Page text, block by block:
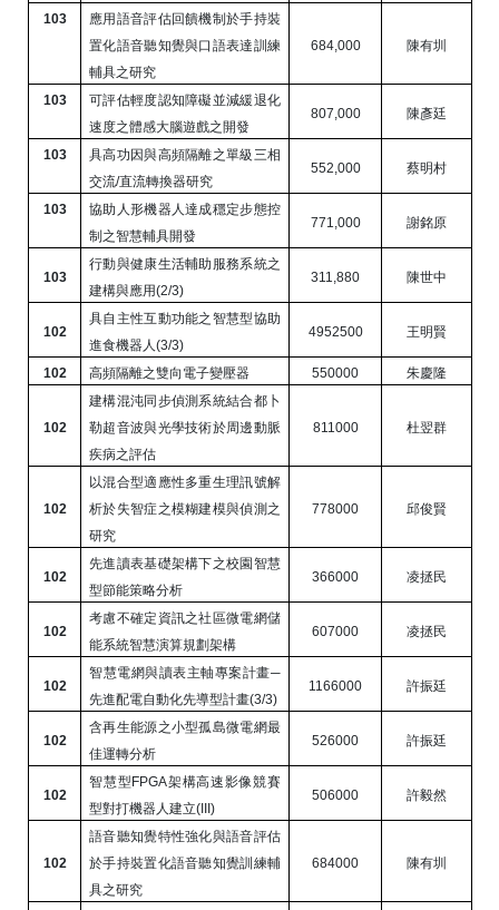
103
應用語音評估回饋機制於手持裝
置化語音聽知覺與口語表達訓練
輔具之研究
684,000 陳有圳
103
可評估輕度認知障礙並減緩退化
速度之體感大腦遊戲之開發
807,000 陳彥廷
103
具高功因與高頻隔離之單級三相
交流/直流轉換器研究
552,000 蔡明村
103
協助人形機器人達成穩定步態控
制之智慧輔具開發
771,000 謝銘原
103
行動與健康生活輔助服務系統之
建構與應用(2/3)
311,880 陳世中
102
具自主性互動功能之智慧型協助
進食機器人(3/3)
4952500 王明賢
102 高頻隔離之雙向電子變壓器 550000 朱慶隆
102
建構混沌同步偵測系統結合都卜
勒超音波與光學技術於周邊動脈
疾病之評估
811000 杜翌群
102
以混合型適應性多重生理訊號解
析於失智症之模糊建模與偵測之
研究
778000 邱俊賢
102
先進讀表基礎架構下之校園智慧
型節能策略分析
366000 凌拯民
102
考慮不確定資訊之社區微電網儲
能系統智慧演算規劃架構
607000 凌拯民
102
智慧電網與讀表主軸專案計畫─
先進配電自動化先導型計畫(3/3)
1166000 許振廷
102
含再生能源之小型孤島微電網最
佳運轉分析
526000 許振廷
102
智慧型 FPGA架構高速影像競賽
型對打機器人建立(III)
506000 許毅然
102
語音聽知覺特性強化與語音評估
於手持裝置化語音聽知覺訓練輔
具之研究
684000 陳有圳